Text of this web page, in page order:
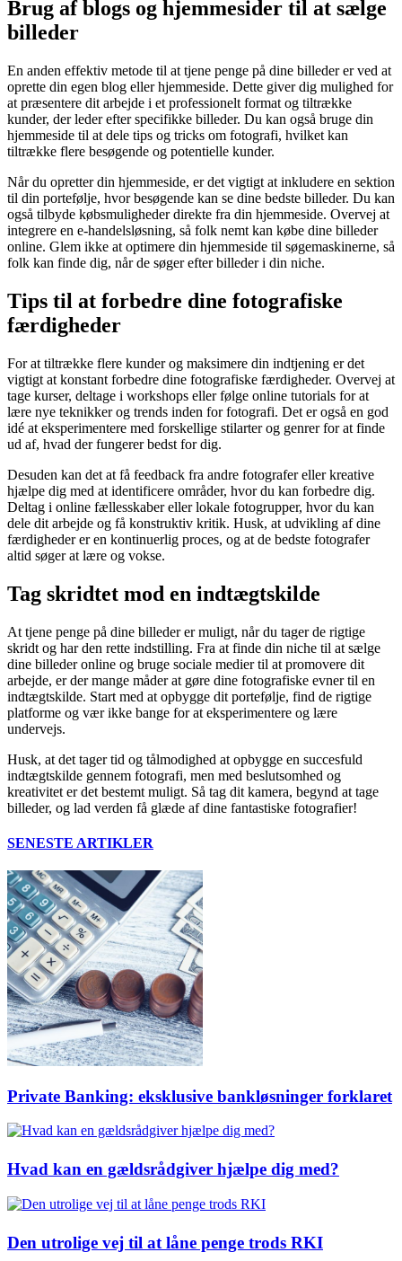
Brug af blogs og hjemmesider til at sælge
billeder
En anden effektiv metode til at tjene penge på dine billeder er ved at
oprette din egen blog eller hjemmeside. Dette giver dig mulighed for
at præsentere dit arbejde i et professionelt format og tiltrække
kunder, der leder efter specifikke billeder. Du kan også bruge din
hjemmeside til at dele tips og tricks om fotografi, hvilket kan
tiltrække flere besøgende og potentielle kunder.
Når du opretter din hjemmeside, er det vigtigt at inkludere en sektion
til din portefølje, hvor besøgende kan se dine bedste billeder. Du kan
også tilbyde købsmuligheder direkte fra din hjemmeside. Overvej at
integrere en e-handelsløsning, så folk nemt kan købe dine billeder
online. Glem ikke at optimere din hjemmeside til søgemaskinerne, så
folk kan finde dig, når de søger efter billeder i din niche.
Tips til at forbedre dine fotografiske
færdigheder
For at tiltrække flere kunder og maksimere din indtjening er det
vigtigt at konstant forbedre dine fotografiske færdigheder. Overvej at
tage kurser, deltage i workshops eller følge online tutorials for at
lære nye teknikker og trends inden for fotografi. Det er også en god
idé at eksperimentere med forskellige stilarter og genrer for at finde
ud af, hvad der fungerer bedst for dig.
Desuden kan det at få feedback fra andre fotografer eller kreative
hjælpe dig med at identificere områder, hvor du kan forbedre dig.
Deltag i online fællesskaber eller lokale fotogrupper, hvor du kan
dele dit arbejde og få konstruktiv kritik. Husk, at udvikling af dine
færdigheder er en kontinuerlig proces, og at de bedste fotografer
altid søger at lære og vokse.
Tag skridtet mod en indtægtskilde
At tjene penge på dine billeder er muligt, når du tager de rigtige
skridt og har den rette indstilling. Fra at finde din niche til at sælge
dine billeder online og bruge sociale medier til at promovere dit
arbejde, er der mange måder at gøre dine fotografiske evner til en
indtægtskilde. Start med at opbygge dit portefølje, find de rigtige
platforme og vær ikke bange for at eksperimentere og lære
undervejs.
Husk, at det tager tid og tålmodighed at opbygge en succesfuld
indtægtskilde gennem fotografi, men med beslutsomhed og
kreativitet er det bestemt muligt. Så tag dit kamera, begynd at tage
billeder, og lad verden få glæde af dine fantastiske fotografier!
SENESTE ARTIKLER
Private Banking: eksklusive bankløsninger forklaret
Hvad kan en gældsrådgiver hjælpe dig med?
Den utrolige vej til at låne penge trods RKI